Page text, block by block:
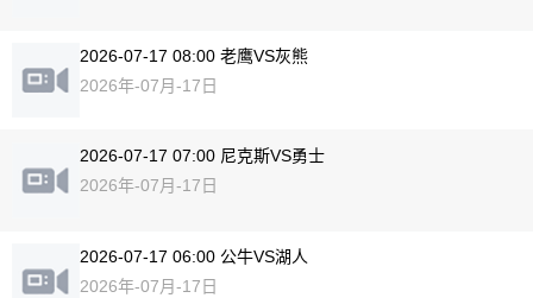
2026-07-17 08:00 老鹰VS灰熊
2026年-07月-17日
2026-07-17 07:00 尼克斯VS勇士
2026年-07月-17日
2026-07-17 06:00 公牛VS湖人
2026年-07月-17日